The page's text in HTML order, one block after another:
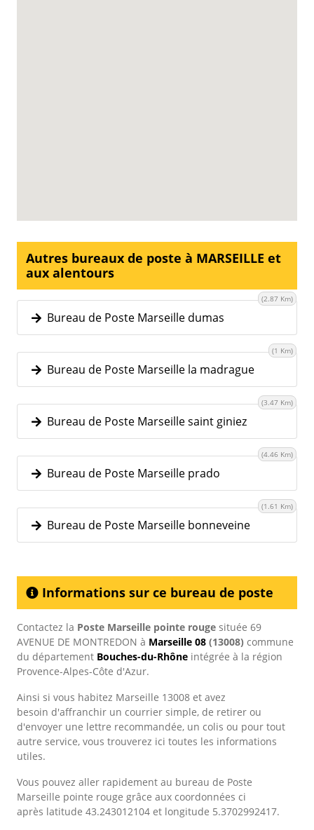
Autres bureaux de poste à MARSEILLE et
aux alentours
Bureau de Poste Marseille dumas
(2.87 Km)
Bureau de Poste Marseille la madrague
(1 Km)
Bureau de Poste Marseille saint giniez
(3.47 Km)
Bureau de Poste Marseille prado
(4.46 Km)
Bureau de Poste Marseille bonneveine
(1.61 Km)
Informations sur ce bureau de poste
Contactez la Poste Marseille pointe rouge située 69
AVENUE DE MONTREDON à Marseille 08 (13008) commune
du département Bouches-du-Rhône intégrée à la région
Provence-Alpes-Côte d'Azur.
Ainsi si vous habitez Marseille 13008 et avez
besoin d'affranchir un courrier simple, de retirer ou
d'envoyer une lettre recommandée, un colis ou pour tout
autre service, vous trouverez ici toutes les informations
utiles.
Vous pouvez aller rapidement au bureau de Poste
Marseille pointe rouge grâce aux coordonnées ci
après latitude 43.243012104 et longitude 5.3702992417.